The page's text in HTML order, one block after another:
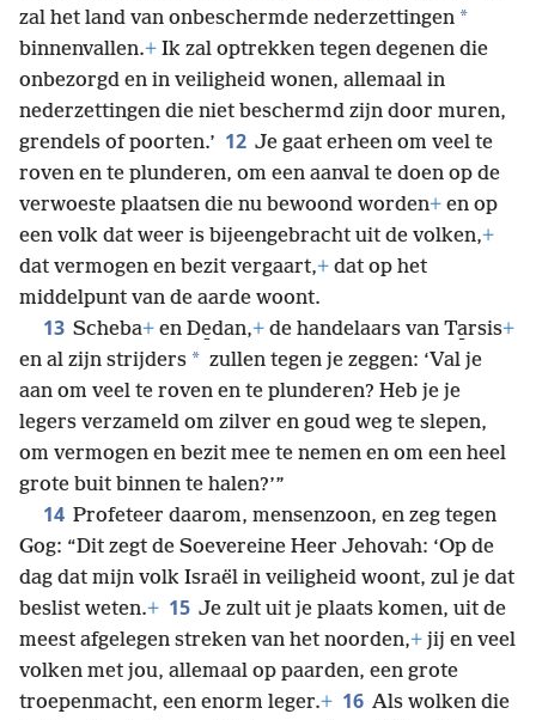
zal het land van onbeschermde nederzettingen *
binnenvallen.+ Ik zal optrekken tegen degenen die
onbezorgd en in veiligheid wonen, allemaal in
nederzettingen die niet beschermd zijn door muren,
grendels of poorten.’ 12 Je gaat erheen om veel te
roven en te plunderen, om een aanval te doen op de
verwoeste plaatsen die nu bewoond worden+ en op
een volk dat weer is bijeengebracht uit de volken,+
dat vermogen en bezit vergaart,+ dat op het
middelpunt van de aarde woont.
13 Scheba+ en De̱dan,+ de handelaars van Ta̱rsis+
en al zijn strijders * zullen tegen je zeggen: ‘Val je
aan om veel te roven en te plunderen? Heb je je
legers verzameld om zilver en goud weg te slepen,
om vermogen en bezit mee te nemen en om een heel
grote buit binnen te halen?’”
14 Profeteer daarom, mensenzoon, en zeg tegen
Gog: “Dit zegt de Soevereine Heer Jehovah: ‘Op de
dag dat mijn volk Israël in veiligheid woont, zul je dat
beslist weten.+ 15 Je zult uit je plaats komen, uit de
meest afgelegen streken van het noorden,+ jij en veel
volken met jou, allemaal op paarden, een grote
troepenmacht, een enorm leger.+ 16 Als wolken die